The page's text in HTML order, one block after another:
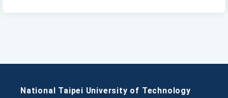
National Taipei University of Technology